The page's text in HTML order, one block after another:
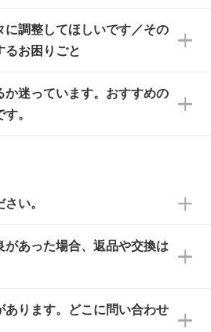
なスタッフがデータに不備
、お客様と確認してから印
ご安心ください。
トはPDF形式ですが、
で開いてご利用いただけ
い。
・解像度かどうか、担当ス
いたします。
、担当スタッフ宛にメール
の作り方に関する詳細は、
に調整してほしいです／その
るお困りごと
の際には、担当スタッフが
のでお気軽にご相談くださ
ください。
、手書きのイラスト、写真
たベクターデータに変換し
か迷っています。おすすめの
。
、担当スタッフがお客様の
色を確認し、印刷色をご提
ネイビーなど濃色の場合は
色をおすすめしておりま
など淡色の場合、印刷をく
いときは濃い印刷色が、柔
い。
～18:00で、土日祝日はお
文・見積・お問い合わせ
ます。
があった場合、返品や交換は
しますが、至急担当スタッ
あります。どこに問い合わせ